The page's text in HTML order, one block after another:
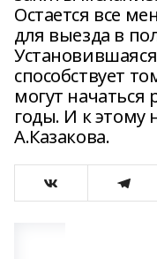
Остается все
для выезда в
способствует
могут
годы. И к этому
А.Казакова.